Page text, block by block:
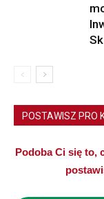
POSTAWISZ PRO
Podoba Ci się to,